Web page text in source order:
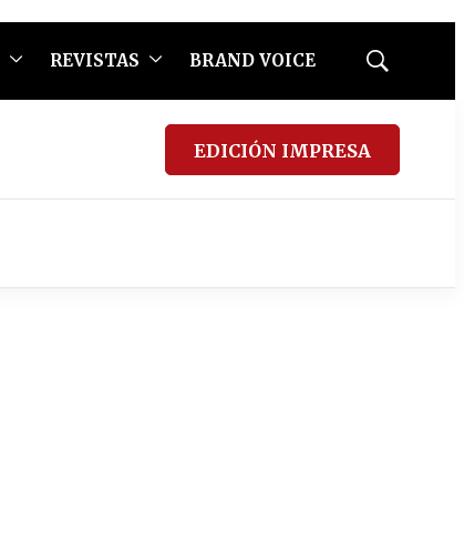
REVISTAS BRAND VOICE
Mostrar
EDICIÓN IMPRESA